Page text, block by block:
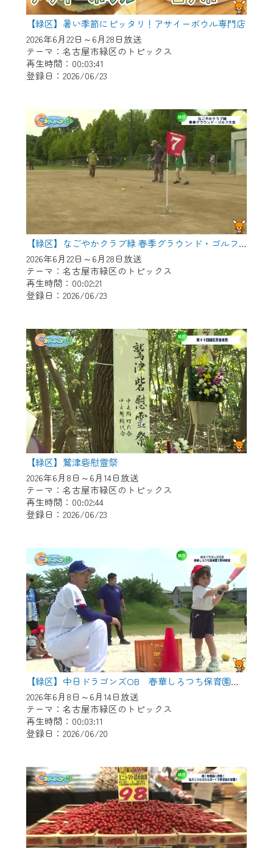
【緑区】暑い季節にピッタリ！アサイーボウル専門店
2026年6月22日～6月28日放送
テーマ：名古屋市緑区のトピックス
再生時間：00:03:41
登録日：2026/06/23
【緑区】なごやかクラブ緑 春季グラウンド・ゴルフ大会
2026年6月22日～6月28日放送
テーマ：名古屋市緑区のトピックス
再生時間：00:02:21
登録日：2026/06/23
【緑区】鷲津砦慰霊祭
2026年6月8日～6月14日放送
テーマ：名古屋市緑区のトピックス
再生時間：00:02:44
登録日：2026/06/23
【緑区】中日ドラゴンズOB 春華しろつち保育園で野球教室
2026年6月8日～6月14日放送
テーマ：名古屋市緑区のトピックス
再生時間：00:03:11
登録日：2026/06/20